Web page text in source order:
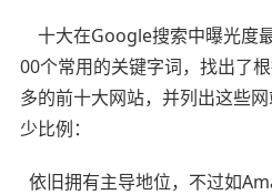
十大在Google搜索中曝光度
00个常用的关键字词，找出了
多的前十大网站，并列出这些
少比例：
依旧拥有主导地位，不过如